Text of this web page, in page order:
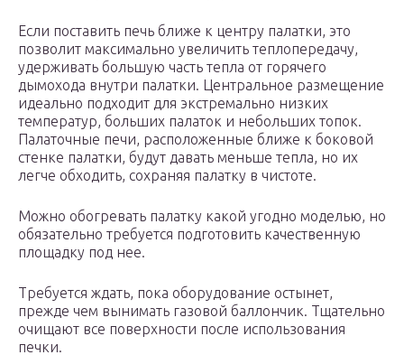
Если поставить печь ближе к центру палатки, это
позволит максимально увеличить теплопередачу,
удерживать большую часть тепла от горячего
дымохода внутри палатки. Центральное размещение
идеально подходит для экстремально низких
температур, больших палаток и небольших топок.
Палаточные печи, расположенные ближе к боковой
стенке палатки, будут давать меньше тепла, но их
легче обходить, сохраняя палатку в чистоте.
Можно обогревать палатку какой угодно моделью, но
обязательно требуется подготовить качественную
площадку под нее.
Требуется ждать, пока оборудование остынет,
прежде чем вынимать газовой баллончик. Тщательно
очищают все поверхности после использования
печки.